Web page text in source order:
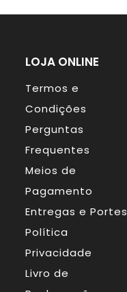
LOJA ONLINE
Termos e
Condições
Perguntas
Frequentes
Meios de
Pagamento
Entregas e Portes
Política
Privacidade
Livro de